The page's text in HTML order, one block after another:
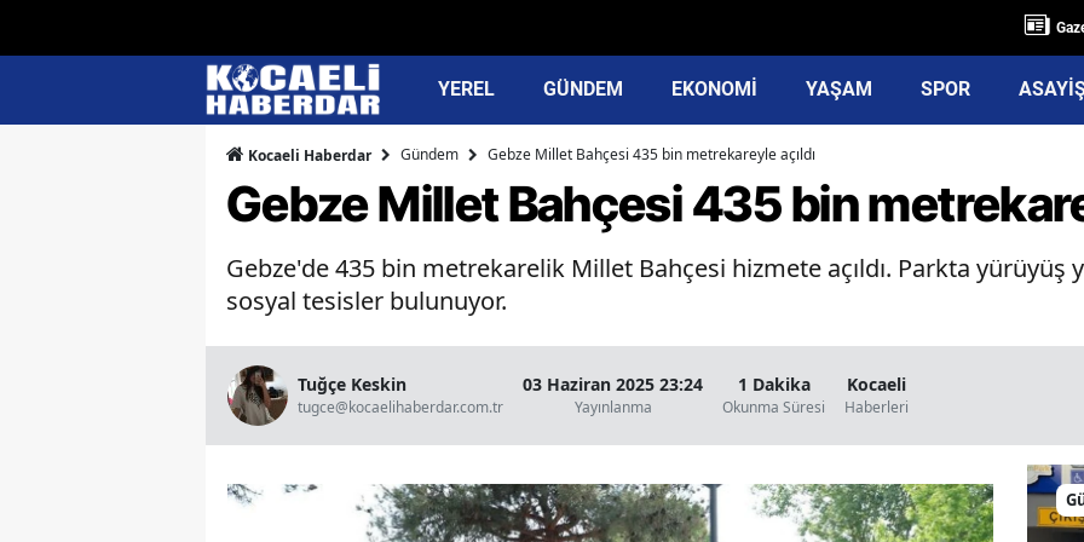
YEREL GÜNDEM EKONOMİ YAŞAM SPOR
Kocaeli Haberdar Gündem Gebze Millet Bahçesi 435 bin metrekareyle açıldı
Gebze Millet Bahçesi 435 bin
Gebze'de 435 bin metrekarelik Millet Bahçesi hizmete açıldı. Parkta yürüyüş
sosyal tesisler bulunuyor.
Tuğçe Keskin
tugce@kocaelihaberdar.com.tr
03 Haziran 2025 23:24
Yayınlanma
1 Dakika
Okunma Süresi
Kocaeli
Haberleri